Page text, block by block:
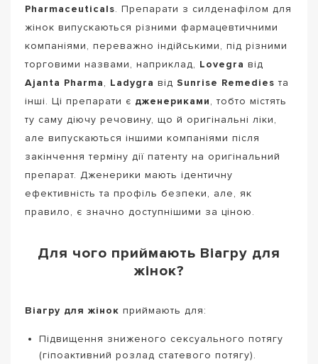
Pharmaceuticals. Препарати з силденафілом для
жінок випускаються різними фармацевтичними
компаніями, переважно індійськими, під різними
торговими назвами, наприклад, Lovegra від
Ajanta Pharma, Ladygra від Sunrise Remedies та
інші. Ці препарати є дженериками, тобто містять
ту саму діючу речовину, що й оригінальні ліки,
але випускаються іншими компаніями після
закінчення терміну дії патенту на оригінальний
препарат. Дженерики мають ідентичну
ефективність та профіль безпеки, але, як
правило, є значно доступнішими за ціною.
Для чого приймають Віагру для
жінок?
Віагру для жінок приймають для:
Підвищення зниженого сексуального потягу
(гіпоактивний розлад статевого потягу).